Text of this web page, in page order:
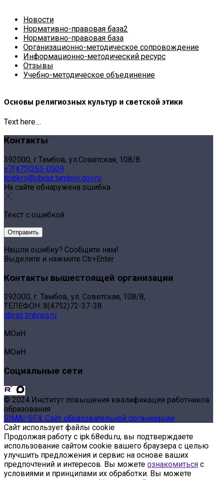
Новости
Нормативно-правовая база2
Нормативно-правовая база
Организационно-методическое сопровождение
Информационно-методический ресурс
Отзывы
Учебно-методическое объединение
Основы религиозных культур и светской этики
Text here....
Контакты
392000, г.Тамбов, ул.Советская, 108/8
+7(475)263-0509
toipkro@obraz.tambov.gov.ru
На сайте обнаружена ошибка
Текст с ошибкой
Нашли ошибку? Сообщите нам!
Выделите и нажмите Ctr+Enter
Контакты вышестоящей организации
392000, г. Тамбов, ул. Советская, 108/8,
ТЕЛЕФОН: 8(4752)72-37-38
obraz.tmbreg.ru
МОиН
МОиН
Социальные сети
© 2024 Институт повышения квалификации работников
образования
SIMAI-SF4: Сайт образовательной организации
Сайт использует файлы cookie
Продолжая работу с ipk.68edu.ru, вы подтверждаете
использование сайтом cookie вашего браузера с целью
улучшить предложения и сервис на основе ваших
предпочтений и интересов. Вы можете ознакомиться с
условиями и принципами их обработки. Вы можете